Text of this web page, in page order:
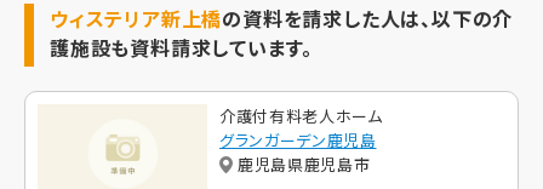
ウィステリア新上橋の資料を請求した人は、以下の介
護施設も資料請求しています。
介護付有料老人ホーム
グランガーデン鹿児島
鹿児島県鹿児島市